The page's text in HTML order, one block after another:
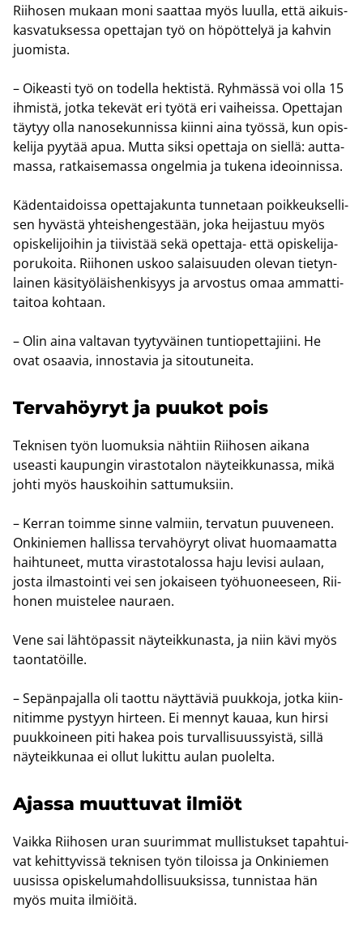
Rii­ho­sen mu­kaan moni saat­taa myös luul­la, että ai­kuis­
kas­va­tuk­ses­sa opet­ta­jan työ on hö­pöt­te­lyä ja kah­vin
juo­mis­ta.
– Oi­keas­ti työ on to­del­la hek­tis­tä. Ryh­mäs­sä voi olla 15
ih­mis­tä, jotka te­ke­vät eri työtä eri vai­heis­sa. Opet­ta­jan
täy­tyy olla na­no­se­kun­nis­sa kiin­ni aina työs­sä, kun opis­
ke­li­ja pyy­tää apua. Mutta siksi opet­ta­ja on siel­lä: aut­ta­
mas­sa, rat­kai­se­mas­sa on­gel­mia ja tu­ke­na ideoin­nis­sa.
Kä­den­tai­dois­sa opet­ta­ja­kun­ta tun­ne­taan poik­keuk­sel­li­
sen hy­väs­tä yh­teis­hen­ges­tään, joka hei­jas­tuu myös
opis­ke­li­joi­hin ja tii­vis­tää sekä opettaja-​ että opis­ke­li­ja­
po­ru­koi­ta. Rii­ho­nen uskoo sa­lai­suu­den ole­van tie­tyn­
lai­nen kä­si­työ­läis­hen­ki­syys ja ar­vos­tus omaa am­mat­ti­
tai­toa koh­taan.
– Olin aina val­ta­van tyy­ty­väi­nen tun­tio­pet­ta­jii­ni. He
ovat osaa­via, in­nos­ta­via ja si­tou­tu­nei­ta.
Ter­va­höy­ryt ja puu­kot pois
Tek­ni­sen työn luo­muk­sia näh­tiin Rii­ho­sen ai­ka­na
useas­ti kau­pun­gin vi­ras­to­ta­lon näy­teik­ku­nas­sa, mikä
johti myös haus­koi­hin sat­tu­muk­siin.
– Ker­ran toim­me sinne val­miin, ter­va­tun puu­ve­neen.
On­ki­nie­men hal­lis­sa ter­va­höy­ryt oli­vat huo­maa­mat­ta
haih­tu­neet, mutta vi­ras­to­ta­los­sa haju le­vi­si au­laan,
josta il­mas­toin­ti vei sen jo­kai­seen työ­huo­nee­seen, Rii­
ho­nen muis­te­lee nau­raen.
Vene sai läh­tö­pas­sit näy­teik­ku­nas­ta, ja niin kävi myös
taon­ta­töil­le.
– Se­pän­pa­jal­la oli taot­tu näyt­tä­viä puuk­ko­ja, jotka kiin­
ni­tim­me pys­tyyn hir­teen. Ei men­nyt kauaa, kun hirsi
puuk­koi­neen piti hakea pois tur­val­li­suus­syis­tä, sillä
näy­teik­ku­naa ei ollut lu­kit­tu aulan puo­lel­ta.
Ajas­sa muut­tu­vat il­miöt
Vaik­ka Rii­ho­sen uran suu­rim­mat mul­lis­tuk­set ta­pah­tui­
vat ke­hit­ty­vis­sä tek­ni­sen työn ti­lois­sa ja On­ki­nie­men
uusis­sa opis­ke­lu­mah­dol­li­suuk­sis­sa, tun­nis­taa hän
myös muita il­miöi­tä.